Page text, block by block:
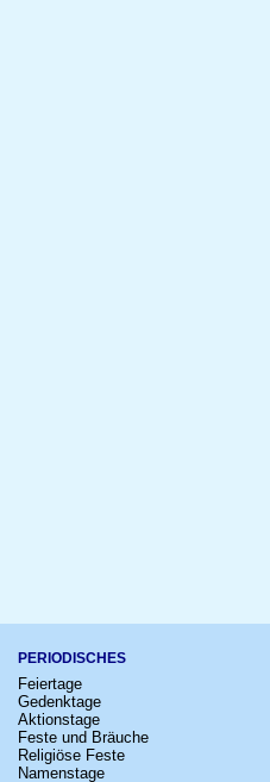
PERIODISCHES
Feiertage
Gedenktage
Aktionstage
Feste und Bräuche
Religiöse Feste
Namenstage